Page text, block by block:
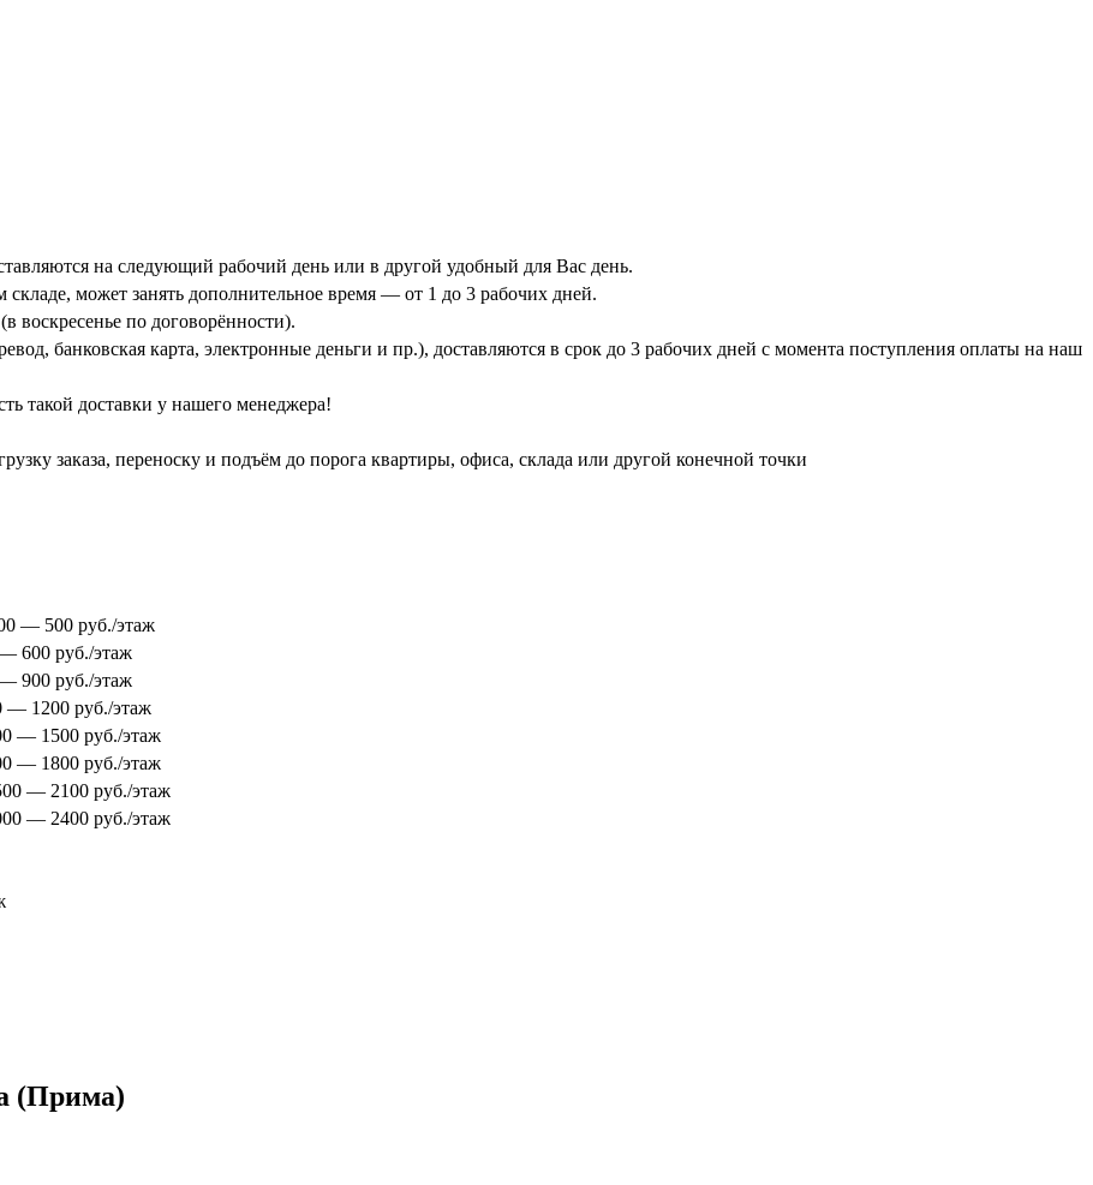
на следующий рабочий день или в другой удобный для Вас день.
может занять дополнительное время — от 1 до 3 рабочих дней.
воскресенье по договорённости).
банковская карта, электронные деньги и пр.), доставляются в срок до 3 рабочих дней с момента поступления оплаты на наш
такой доставки у нашего менеджера!
заказа, переноску и подъём до порога квартиры, офиса, склада или другой конечной точки
— 500 руб./этаж
600 руб./этаж
900 руб./этаж
— 1200 руб./этаж
— 1500 руб./этаж
— 1800 руб./этаж
— 2100 руб./этаж
— 2400 руб./этаж
(Прима)